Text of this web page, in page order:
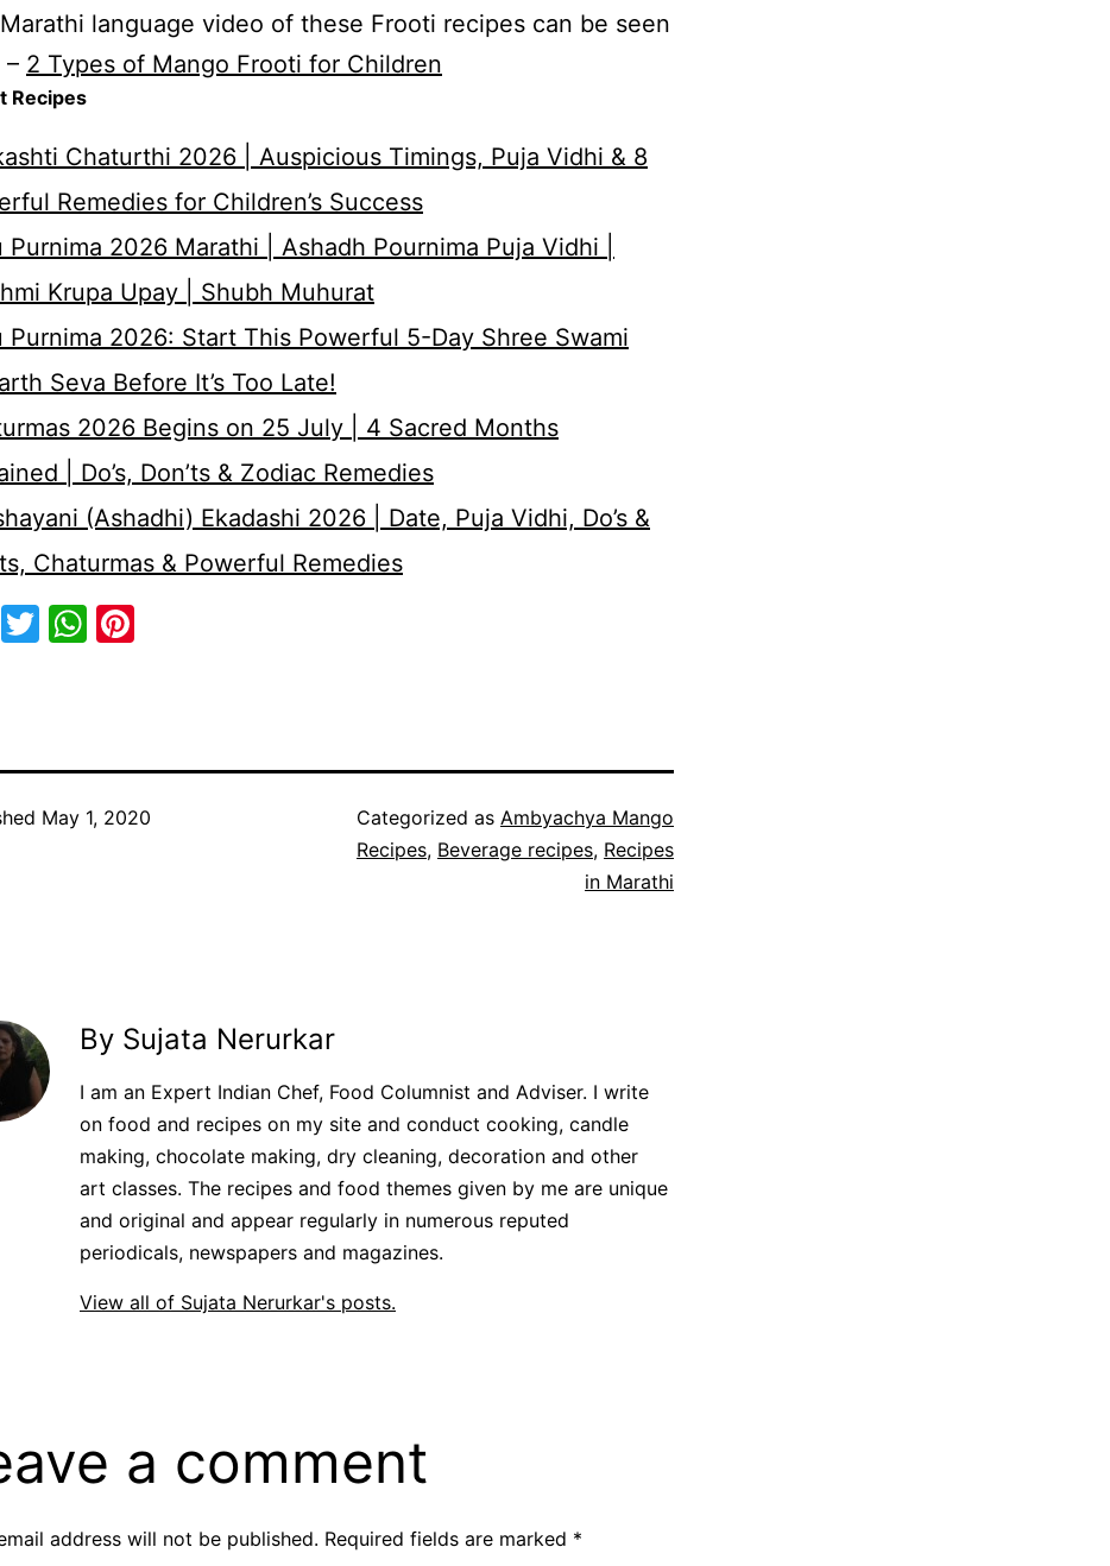
language video of these Frooti recipes can be seen
– 2 Types of Mango Frooti for Children
Recipes
Chaturthi 2026 | Auspicious Timings, Puja Vidhi & 8
Remedies for Children’s Success
Purnima 2026 Marathi | Ashadh Pournima Puja Vidhi |
Krupa Upay | Shubh Muhurat
Purnima 2026: Start This Powerful 5-Day Shree Swami
Seva Before It’s Too Late!
2026 Begins on 25 July | 4 Sacred Months
| Do’s, Don’ts & Zodiac Remedies
(Ashadhi) Ekadashi 2026 | Date, Puja Vidhi, Do’s &
Chaturmas & Powerful Remedies
Facebook
TwitterWhatsApp
May 1, 2020 Categorized as Ambyachya Mango
Recipes, Beverage recipes, Recipes
in Marathi
By Sujata Nerurkar
I am an Expert Indian Chef, Food Columnist and Adviser. I write
on food and recipes on my site and conduct cooking, candle
making, chocolate making, dry cleaning, decoration and other
art classes. The recipes and food themes given by me are unique
and original and appear regularly in numerous reputed
periodicals, newspapers and magazines.
View all of Sujata Nerurkar's posts.
a comment
address will not be published. Required fields are marked *